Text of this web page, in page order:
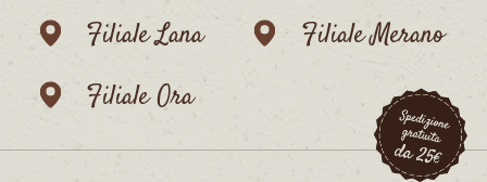
Filiale Lana
Filiale Merano
Filiale Ora